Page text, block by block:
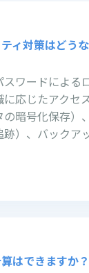
ィ対策はどう
ワードによる
応じたアクセ
暗号化保存）
跡）、バックア
はできますか？